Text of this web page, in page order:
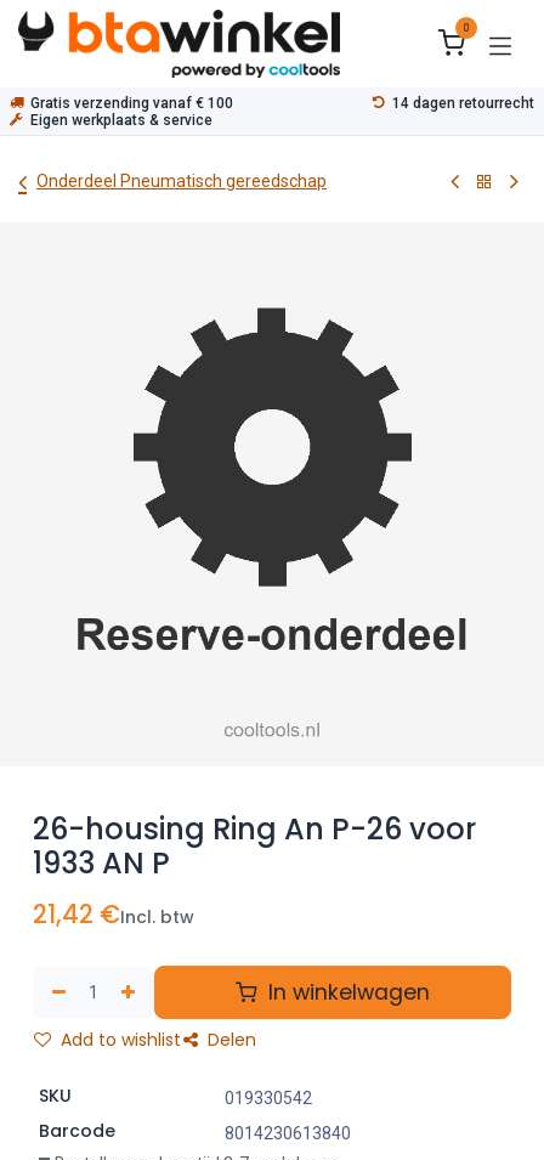
Overslaan naar inhoud
0
Gratis verzending vanaf € 100
14 dagen retourrecht
Eigen werkplaats & service
Onderdeel Pneumatisch gereedschap
26-housing Ring An P-26 voor
1933 AN P
21,42 €Incl. btw
In winkelwagen
Add to wishlist Delen
SKU 019330542
Barcode
8014230613840